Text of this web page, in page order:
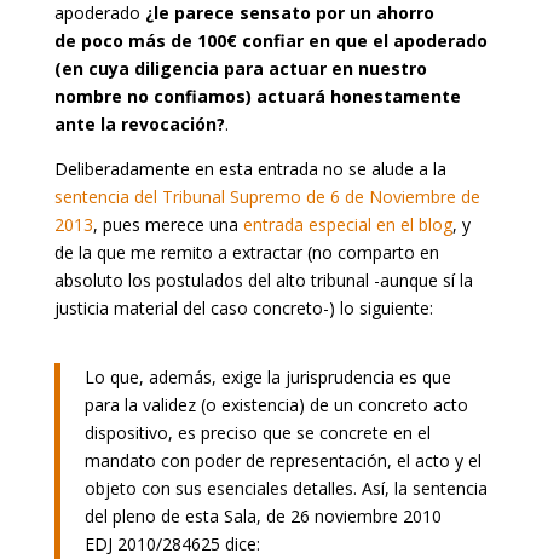
apoderado ¿le parece sensato por un ahorro
de poco más de 100€ confiar en que el apoderado
(en cuya diligencia para actuar en nuestro
nombre no confiamos) actuará honestamente
ante la revocación?.
Deliberadamente en esta entrada no se alude a la
sentencia del Tribunal Supremo de 6 de Noviembre de
2013, pues merece una entrada especial en el blog, y
de la que me remito a extractar (no comparto en
absoluto los postulados del alto tribunal -aunque sí la
justicia material del caso concreto-) lo siguiente:
Lo que, además, exige la jurisprudencia es que
para la validez (o existencia) de un concreto acto
dispositivo, es preciso que se concrete en el
mandato con poder de representación, el acto y el
objeto con sus esenciales detalles. Así, la sentencia
del pleno de esta Sala, de 26 noviembre 2010
EDJ 2010/284625 dice: